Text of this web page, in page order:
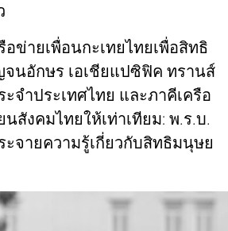
ข่ายเพื่อนกะเทยไทยเพื่อสิทธิ
นอักษร เอเชียแปซิฟิค ทรานส์
จำประเทศไทย และภาคีเครือ
สังคมไทยให้เท่าเทียม: พ.ร.บ.
ะจายความรู้เกี่ยวกับสิทธิมนุษย